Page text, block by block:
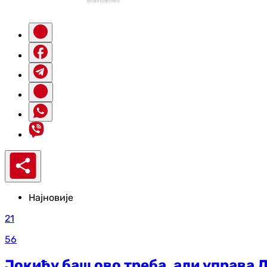
Најновије
21
56